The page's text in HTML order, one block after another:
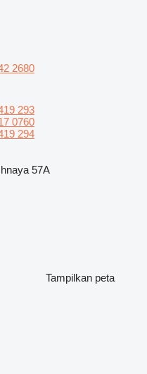
2680
293
0760
294
57A
Tampilkan peta